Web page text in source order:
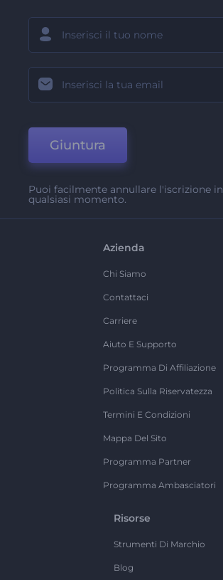
Giuntura
Puoi facilmente annullare l'iscrizione in
qualsiasi momento.
Azienda
Chi Siamo
Contattaci
Carriere
Aiuto E Supporto
Programma Di Affiliazione
Politica Sulla Riservatezza
Termini E Condizioni
Mappa Del Sito
Programma Partner
Programma Ambasciatori
Risorse
Strumenti Di Marchio
Blog